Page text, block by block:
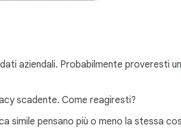
aziendali. Probabilmente proveresti
scadente. Come reagiresti?
simile pensano più o meno la stessa